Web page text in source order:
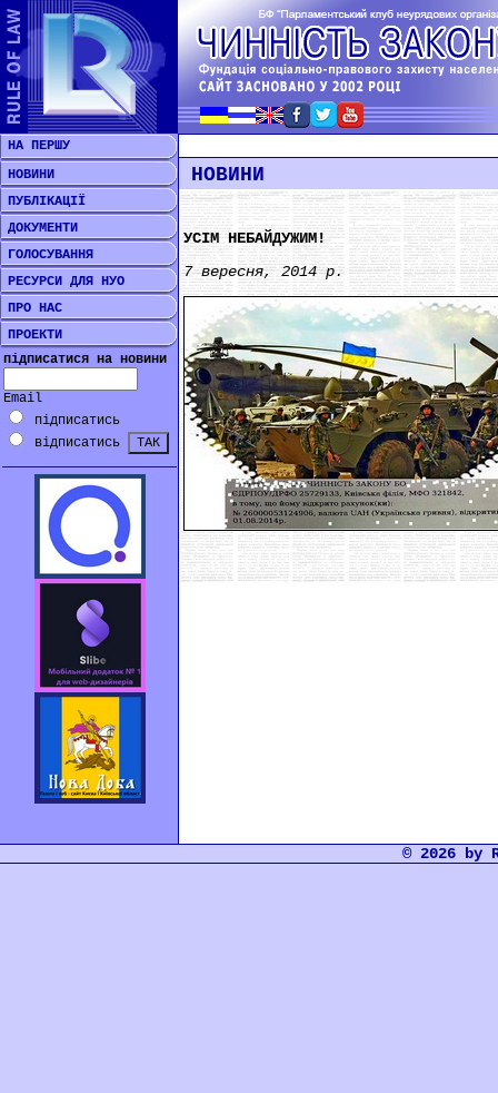
НА ПЕРШУ
НОВИНИ
ПУБЛІКАЦІЇ
ДОКУМЕНТИ
ГОЛОСУВАННЯ
РЕСУРСИ ДЛЯ НУО
ПРО НАС
ПРОЕКТИ
підписатися на новини
Email
підписатись
відписатись
НОВИНИ
УСІМ НЕБАЙДУЖИМ!
7 вересня, 2014 р.
© 2026 by